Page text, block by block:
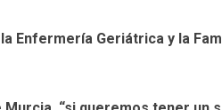
Enfermería Geriátrica y la